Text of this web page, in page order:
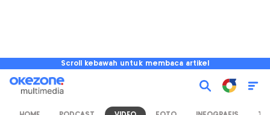
Scroll kebawah untuk membaca artikel